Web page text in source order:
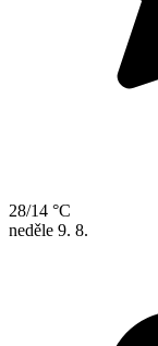
28/14 °C
neděle 9. 8.